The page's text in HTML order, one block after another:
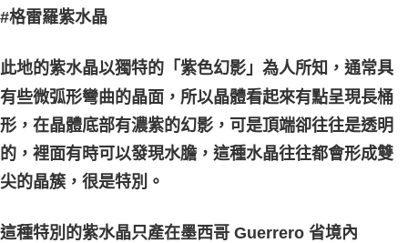
每筆NT$80，滿NT$3,000(含以上)免運費
每筆NT$80，滿NT$3,000(含以上)免運費
付款後門市自取
免運費
#格雷羅紫水晶
此地的紫水晶以獨特的「紫色幻影」為人所知，通常具
有些微弧形彎曲的晶面，所以晶體看起來有點呈現長桶
形，在晶體底部有濃紫的幻影，可是頂端卻往往是透明
的，裡面有時可以發現水膽，這種水晶往往都會形成雙
尖的晶簇，很是特別。
這種特別的紫水晶只產在墨西哥 Guerrero 省境內